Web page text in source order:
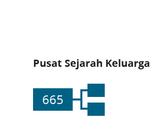
Pusat Sejarah Keluarga
665